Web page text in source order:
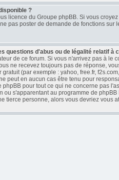
?
licence du Groupe phpBB. Si vous
pas poster de demande de fonctions
questions d'abus ou de légalité relatif à
de ce forum. Si vous n'arrivez pas à
ne recevez toujours pas de réponse,
(par exemple : yahoo, free.fr,
peut en aucun cas être tenu pour
pour tout ce qui ne concerne pas
ou s'apparentant au programme de
tierce personne, alors vous devriez vous